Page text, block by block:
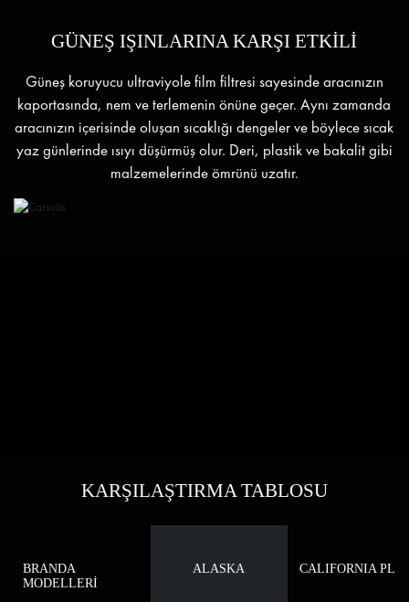
GÜNEŞ IŞINLARINA KARŞI ETKİLİ
Güneş koruyucu ultraviyole film filtresi sayesinde aracınızın
kaportasında, nem ve terlemenin önüne geçer. Aynı zamanda
aracınızın içerisinde oluşan sıcaklığı dengeler ve böylece sıcak
yaz günlerinde ısıyı düşürmüş olur. Deri, plastik ve bakalit gibi
malzemelerinde ömrünü uzatır.
KARŞILAŞTIRMA TABLOSU
BRANDA
MODELLERİ
ALASKA CALIFORNIA